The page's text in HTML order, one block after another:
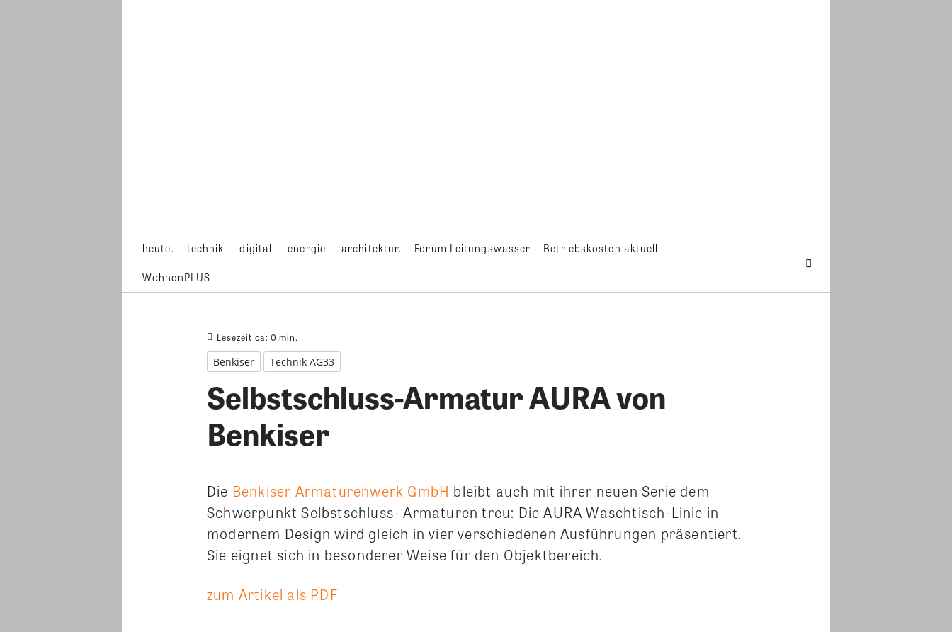
heute. technik. digital. energie. architektur. Forum Leitungswasser Betriebskosten aktuell
WohnenPLUS
Lesezeit ca: 0 min.
Benkiser Technik AG33
Selbstschluss-Armatur AURA von
Benkiser
Die Benkiser Armaturenwerk GmbH bleibt auch mit ihrer neuen Serie dem
Schwerpunkt Selbstschluss- Armaturen treu: Die AURA Waschtisch-Linie in
modernem Design wird gleich in vier verschiedenen Ausführungen präsentiert.
Sie eignet sich in besonderer Weise für den Objektbereich.
zum Artikel als PDF